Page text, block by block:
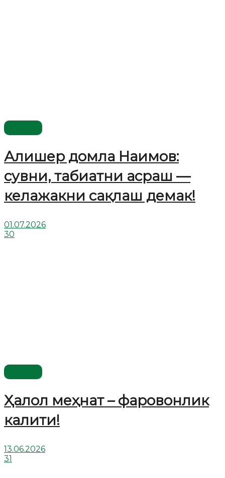
Алишер домла Наимов:
сувни, табиатни асраш —
келажакни сақлаш демак!
01.07.2026
30
Ҳалол меҳнат – фаровонлик
калити!
13.06.2026
31